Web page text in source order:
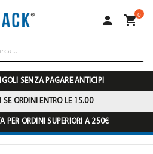
 0
SENZA PAGARE ANTICIPI
SE ORDINI ENTRO LE 15.00
PER ORDINI SUPERIORI A 250€